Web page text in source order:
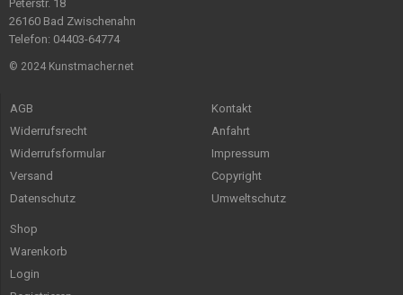
Peterstr. 18
26160 Bad Zwischenahn
Telefon: 04403-64774
© 2024 Kunstmacher.net
AGB
Widerrufsrecht
Widerrufsformular
Versand
Datenschutz
Kontakt
Anfahrt
Impressum
Copyright
Umweltschutz
Shop
Warenkorb
Login